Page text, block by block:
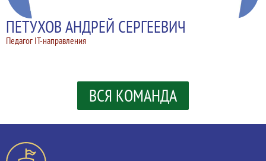
ПЕТУХОВ АНДРЕЙ СЕРГЕЕВИЧ
Педагог IT-направления
ВСЯ КОМАНДА